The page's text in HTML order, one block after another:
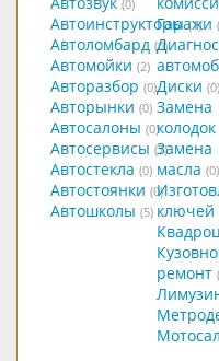
(0)
Автоинструкторы (1)
Автоломбард (0)
Автомойки (2)
Авторазбор (0)
Авторынки (0)
Автосалоны (0)
Автосервисы (7)
Автостекла (0)
Автостоянки (0)
Автошколы (5)
Гаражи
Диски (0)
Замена
колодок
Замена
масла (0)
ключей
ремонт